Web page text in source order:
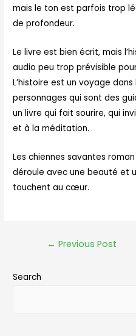
mais le ton est parfois trop
de profondeur.
Le livre est bien écrit, mais
audio peu trop prévisible
L’histoire est un voyage
personnages qui sont des
un livre qui fait sourire, qui
et à la méditation.
Les chiennes savantes
déroule avec une beauté et
touchent au cœur.
← Previous Post
Search